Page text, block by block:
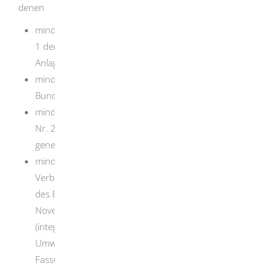
denen
mindestens eine Anlage, die in Spalte d des Anhangs
1 der Verordnung über genehmigungsbedürftige
Anlagen mit dem Buchstabe E gekennzeichnet ist,
mindestens ein Betriebsbereich nach § 3 Absatz 5a
Bundes-Immissionsschutzgesetz (Störfallbetrieb),
mindestens eine Anlage, die nach § 60 Abs. 3 Satz 1
Nr. 2 oder Nr. 3 des Wasserhaushaltsgesetzes
genehmigungsbedürftig ist oder
mindestens eine Deponie nach Artikel 10 in
Verbindung mit Anhang I der Richtlinie 2010/75/EU
des Europäischen Parlaments und des Rates vom 24.
November 2010 über Industrieemissionen
(integrierte Vermeidung und Verminderung der
Umweltverschmutzung) in der jeweils geltenden
Fassung